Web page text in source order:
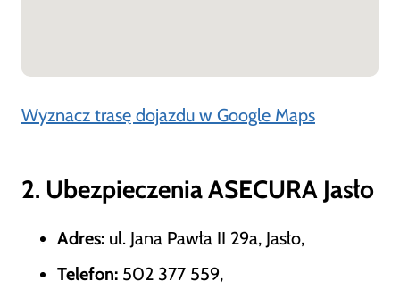
Wyznacz trasę dojazdu w Google Maps
2. Ubezpieczenia ASECURA Jasło
Adres: ul. Jana Pawła II 29a, Jasło,
Telefon: 502 377 559,